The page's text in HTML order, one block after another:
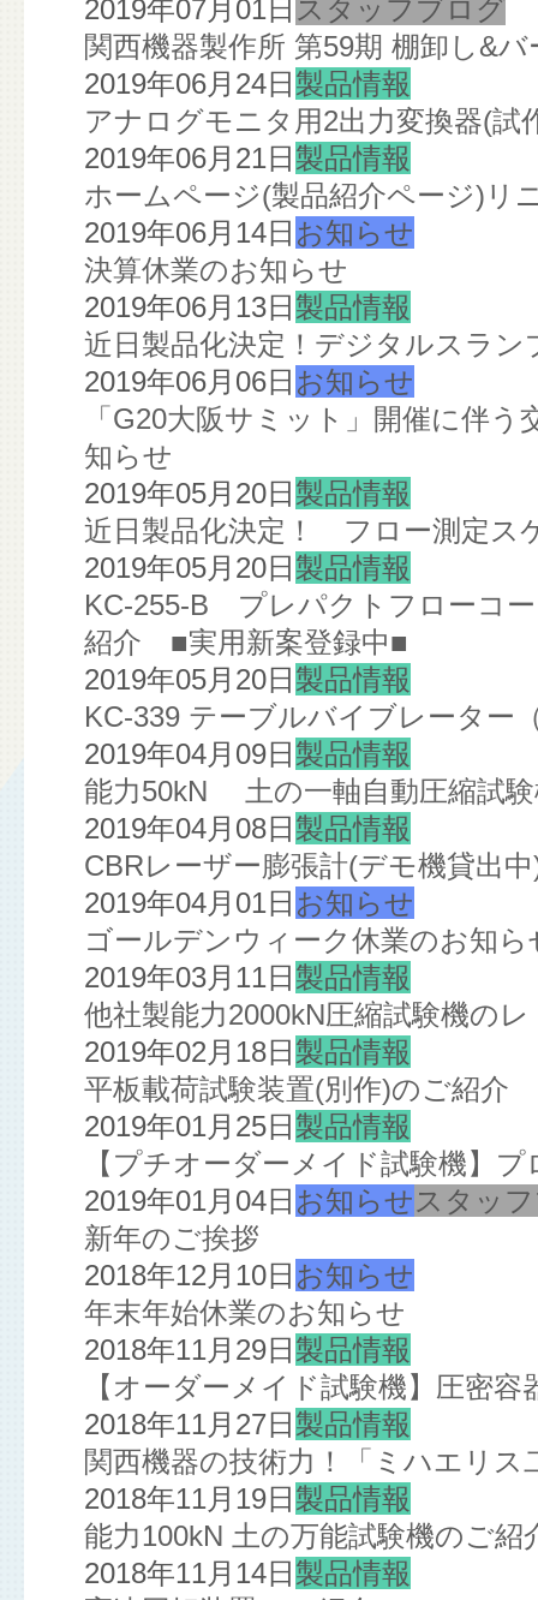
2019年07月01日 スタッフブログ
関西機器製作所 第59期 棚卸し&
2019年06月24日 製品情報
アナログモニタ用2出力変換器(試
2019年06月21日 製品情報
ホームページ(製品紹介ページ)リ
2019年06月14日 お知らせ
決算休業のお知らせ
2019年06月13日 製品情報
近日製品化決定！デジタルスラン
2019年06月06日 お知らせ
「G20大阪サミット」開催に伴
知らせ
2019年05月20日 製品情報
近日製品化決定！ フロー測定ス
2019年05月20日 製品情報
KC-255-B プレパクトフローコ
紹介 ■実用新案登録中■
2019年05月20日 製品情報
KC-339 テーブルバイブレーター
2019年04月09日 製品情報
能力50kN 土の一軸自動圧縮試験
2019年04月08日 製品情報
CBRレーザー膨張計(デモ機貸出
2019年04月01日 お知らせ
ゴールデンウィーク休業のお知ら
2019年03月11日 製品情報
他社製能力2000kN圧縮試験機の
2019年02月18日 製品情報
平板載荷試験装置(別作)のご紹介
2019年01月25日 製品情報
【プチオーダーメイド試験機】
2019年01月04日 お知らせ スタッ
新年のご挨拶
2018年12月10日 お知らせ
年末年始休業のお知らせ
2018年11月29日 製品情報
【オーダーメイド試験機】圧密
2018年11月27日 製品情報
関西機器の技術力！「ミハエリ
2018年11月19日 製品情報
能力100kN 土の万能試験機のご紹
2018年11月14日 製品情報